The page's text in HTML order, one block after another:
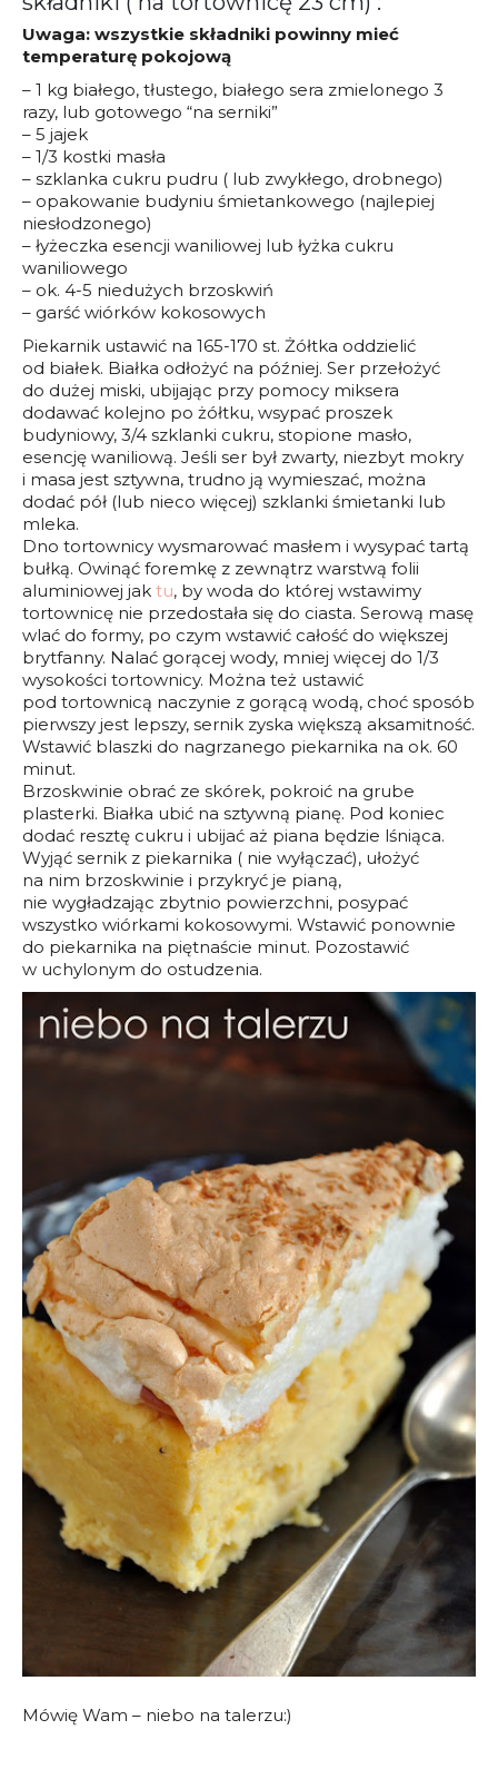
Uwaga: wszystkie składniki powinny mieć
temperaturę pokojową
– 1 kg białego, tłustego, białego sera zmielonego 3
razy, lub gotowego “na serniki”
– 5 jajek
– 1/3 kostki masła
– szklanka cukru pudru ( lub zwykłego, drobnego)
– opakowanie budyniu śmietankowego (najlepiej
niesłodzonego)
– łyżeczka esencji waniliowej lub łyżka cukru
waniliowego
– ok. 4-5 niedużych brzoskwiń
– garść wiórków kokosowych
Piekarnik ustawić na 165-170 st. Żółtka oddzielić
od białek. Białka odłożyć na później. Ser przełożyć
do dużej miski, ubijając przy pomocy miksera
dodawać kolejno po żółtku, wsypać proszek
budyniowy, 3/4 szklanki cukru, stopione masło,
esencję waniliową. Jeśli ser był zwarty, niezbyt mokry
i masa jest sztywna, trudno ją wymieszać, można
dodać pół (lub nieco więcej) szklanki śmietanki lub
mleka.
Dno tortownicy wysmarować masłem i wysypać tartą
bułką. Owinąć foremkę z zewnątrz warstwą folii
aluminiowej jak tu, by woda do której wstawimy
tortownicę nie przedostała się do ciasta. Serową masę
wlać do formy, po czym wstawić całość do większej
brytfanny. Nalać gorącej wody, mniej więcej do 1/3
wysokości tortownicy. Można też ustawić
pod tortownicą naczynie z gorącą wodą, choć sposób
pierwszy jest lepszy, sernik zyska większą aksamitność.
Wstawić blaszki do nagrzanego piekarnika na ok. 60
minut.
Brzoskwinie obrać ze skórek, pokroić na grube
plasterki. Białka ubić na sztywną pianę. Pod koniec
dodać resztę cukru i ubijać aż piana będzie lśniąca.
Wyjąć sernik z piekarnika ( nie wyłączać), ułożyć
na nim brzoskwinie i przykryć je pianą,
nie wygładzając zbytnio powierzchni, posypać
wszystko wiórkami kokosowymi. Wstawić ponownie
do piekarnika na piętnaście minut. Pozostawić
w uchylonym do ostudzenia.
Mówię Wam – niebo na talerzu:)